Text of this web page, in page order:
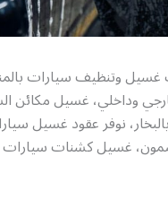
وتنظيف سيارات
وداخلي، غسيل مكائن
نوفر عقود غسيل
غسيل كشنات